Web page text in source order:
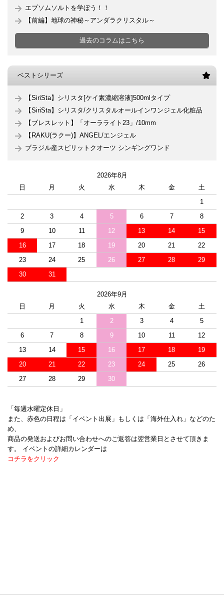
エプソムソルトを学ぼう！！
【前編】地球の神秘～アンダラクリスタル～
過去のコラムはこちら
ベストシリーズ
【SiriSta】シリスタ[ケイ素濃縮溶液]500mlタイプ
【SiriSta】シリスタ/クリスタルオールインワンジェル化粧品
【ブレスレット】「オーラライト23」/10mm
【RAKU(ラクー)】ANGEL/エンジェル
ブラジル産スピリットクオーツ シンギングワンド
2026年8月
日
月 火 水 木 金
土
1
2
3 4 5 6 7
8
9
10 11 12 13 14
15
16
17 18 19 20 21
22
23
24 25 26 27 28
29
30
31
2026年9月
日
月 火 水 木 金
土
1
2 3 4
5
6
7 8 9 10 11
12
13
14 15 16 17 18
19
20
21 22 23 24 25
26
27
28 29 30
「毎週水曜定休日」
また、赤色の日程は「イベント出展」もしくは「海外仕入れ」などのた
め、
商品の発送およびお問い合わせへのご返答は翌営業日とさせて頂きま
す。 イベントの詳細カレンダーは
コチラをクリック